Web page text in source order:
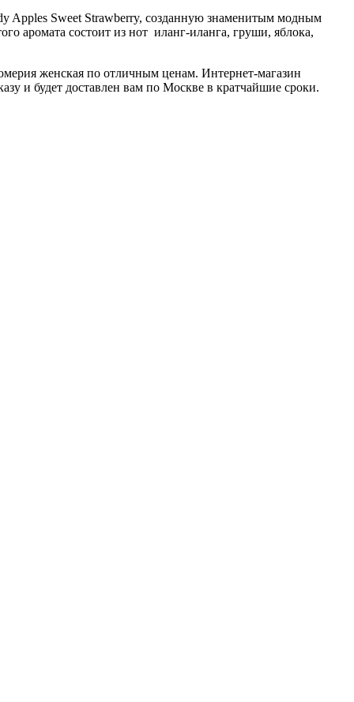
Apples Sweet Strawberry, созданную знаменитым модным
аромата состоит из нот иланг-иланга, груши, яблока,
женская по отличным ценам. Интернет-магазин
и будет доставлен вам по Москве в кратчайшие сроки.